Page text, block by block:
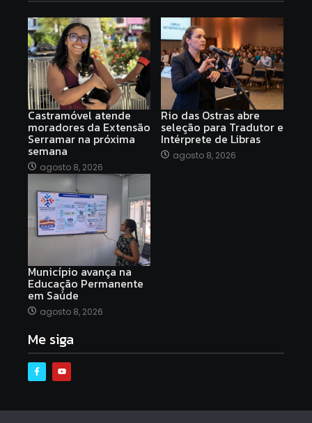
Castramóvel atende
moradores da Extensão
Serramar na próxima
semana
agosto 8, 2026
Rio das Ostras abre
seleção para Tradutor e
Intérprete de Libras
agosto 8, 2026
Município avança na
Educação Permanente
em Saúde
agosto 8, 2026
Me siga